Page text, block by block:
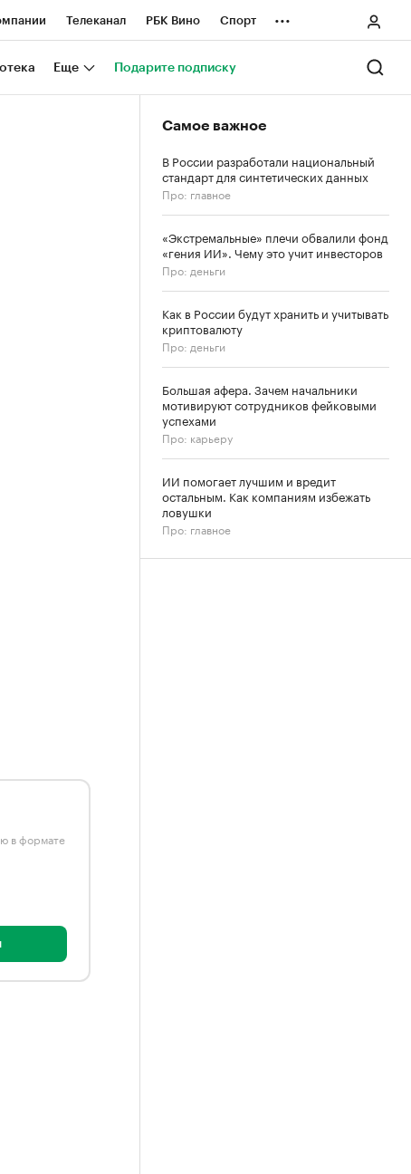
Телеканал РБК Вино Спорт
проекты Город
...
Еще Подарите подписку
в формате
Самое важное
В России разработали национальный
стандарт для синтетических данных
Про: главное
«Экстремальные» плечи обвалили фонд
«гения ИИ». Чему это учит инвесторов
Про: деньги
Как в России будут хранить и учитывать
криптовалюту
Про: деньги
Большая афера. Зачем начальники
мотивируют сотрудников фейковыми
успехами
Про: карьеру
ИИ помогает лучшим и вредит
остальным. Как компаниям избежать
ловушки
Про: главное